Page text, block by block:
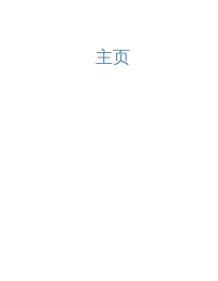
主页